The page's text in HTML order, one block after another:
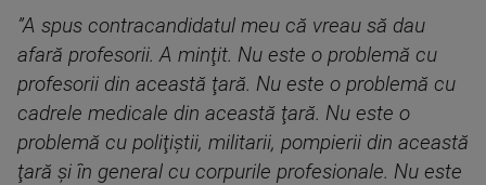
”A spus contracandidatul meu că vreau să dau
afară profesorii. A minţit. Nu este o problemă cu
profesorii din această ţară. Nu este o problemă cu
cadrele medicale din această ţară. Nu este o
problemă cu poliţiştii, militarii, pompierii din această
ţară şi în general cu corpurile profesionale. Nu este